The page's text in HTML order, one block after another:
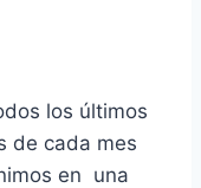
los últimos
de cada mes
en una